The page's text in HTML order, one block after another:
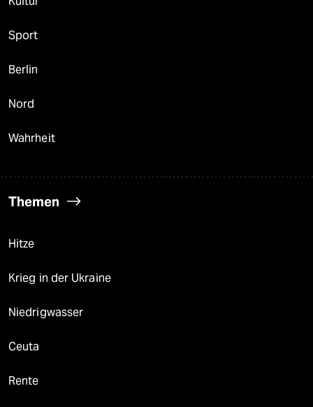
Sport
Berlin
Nord
Wahrheit
Themen
Hitze
Krieg in der Ukraine
Niedrigwasser
Ceuta
Rente